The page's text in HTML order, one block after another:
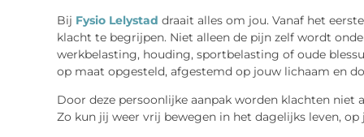
Bij Fysio Lelystad draait alles om jou. Vanaf het
klacht te begrijpen. Niet alleen de pijn zelf wordt
werkbelasting, houding, sportbelasting of oude
op maat opgesteld, afgestemd op jouw lichaam en
Door deze persoonlijke aanpak worden klachten
Zo kun jij weer vrij bewegen in het dagelijks leven,